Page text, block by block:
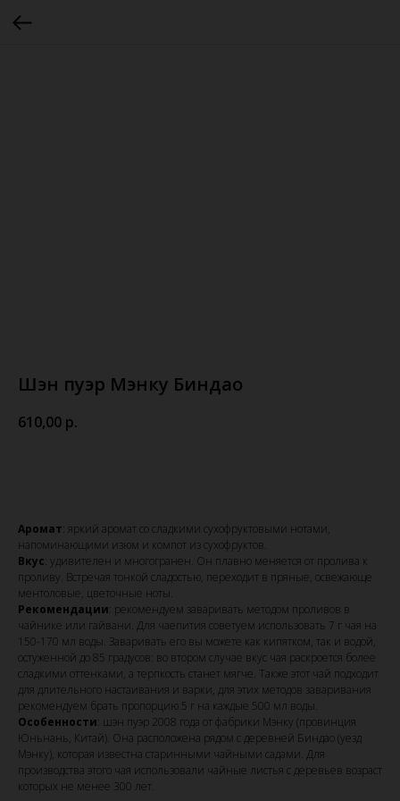
Шэн пуэр Мэнку Биндао
610,00 р.
Аромат: яркий аромат со сладкими сухофруктовыми нотами,
напоминающими изюм и компот из сухофруктов.
Вкус: удивителен и многогранен. Он плавно меняется от пролива к
проливу. Встречая тонкой сладостью, переходит в пряные, освежающе
ментоловые, цветочные ноты.
Рекомендации: рекомендуем заваривать методом проливов в
чайнике или гайвани. Для чаепития советуем использовать 7 г чая на
150-170 мл воды. Заваривать его вы можете как кипятком, так и водой,
остуженной до 85 градусов: во втором случае вкус чая раскроется более
сладкими оттенками, а терпкость станет мягче. Также этот чай подходит
для длительного настаивания и варки, для этих методов заваривания
рекомендуем брать пропорцию 5 г на каждые 500 мл воды.
Особенности: шэн пуэр 2008 года от фабрики Мэнку (провинция
Юньнань, Китай). Она расположена рядом с деревней Биндао (уезд
Мэнку), которая известна старинными чайными садами. Для
производства этого чая использовали чайные листья с деревьев возраст
которых не менее 300 лет.